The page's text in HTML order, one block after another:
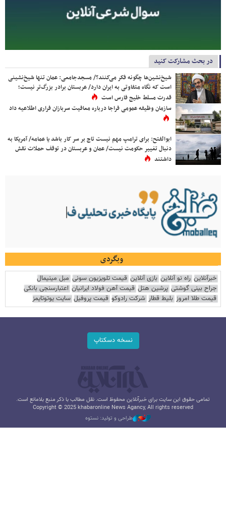
در بحث مشارکت کنید
شیخ‌نشین‌ها چگونه فکر می‌کنند؟/ مسجدجامعی: عمان تنها شیخ‌نشینی
است که نگاه متفاوتی به ایران دارد/ عربستان برادر بزرگ‌تر نیست؛
قدرت مسلط خلیج فارس است
سازمان وظیفه عمومی فراجا درباره معافیت سربازان فراری اطلاعیه داد
ابوالفتح: برای ترامپ مهم نیست تاج بر سر کار باشد یا عمامه/ آمریکا به
دنبال تغییر حکومت نیست/ عمان و عربستان در توقف حملات نقش
داشتند
وبگردی
خبرآنلاین راه نو آنلاین بازی آنلاین قیمت تلویزیون سونی مبل مینیمال
جراح بینی گوشتی پرشین هتل قیمت آهن فولاد ایرانیان اعتبارسنجی بانکی
قیمت طلا امروز بلیط قطار شرکت رادوکو قیمت پروفیل سایت یوتوتایمز
نسخه دسکتاپ
تمامی حقوق این سایت برای خبرآنلاین محفوظ است. نقل مطالب با ذکر منبع بلامانع است.
Copyright © 2025 khabaronline News Agancy, All rights reserved
طراحی و تولید: نستوه